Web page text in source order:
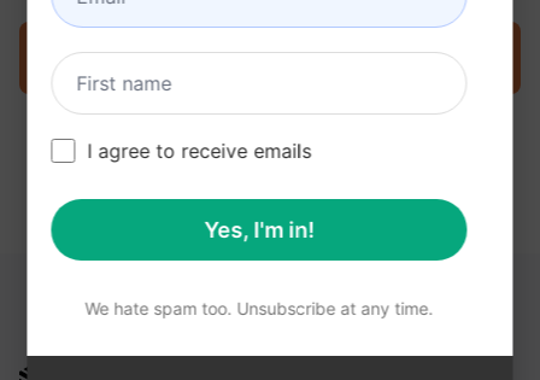
Prompt jetzt in ChatGPT ausprobieren
DIESE LINKS KÖNNTEN HILFREICH SEIN
I agree to receive emails
Yes, I'm in!
We hate spam too. Unsubscribe at any time.